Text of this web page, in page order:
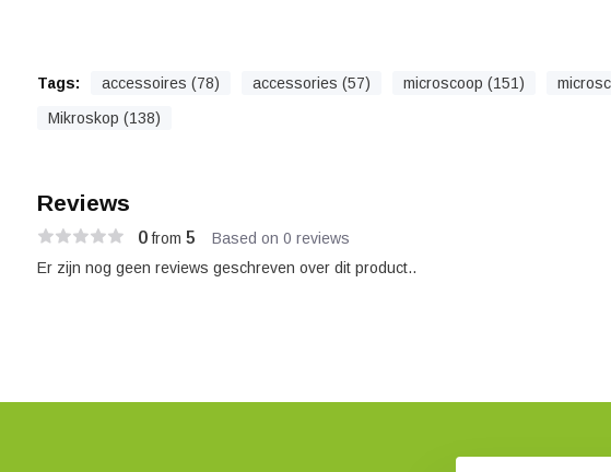
Tags: accessoires (78) accessories (57) microscoop (151)
Mikroskop (138)
Reviews
0from 5 Based on 0 reviews
Er zijn nog geen reviews geschreven over dit product..